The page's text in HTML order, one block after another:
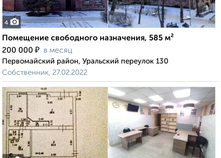
4
Помещение свободного назначения, 585 м²
200 000 ₽ в месяц
Первомайский район, Уральский переулок 130
Собственник, 27.02.2022